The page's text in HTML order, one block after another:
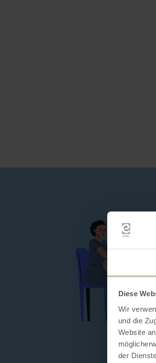
Diese
Wir
und die
Website
der